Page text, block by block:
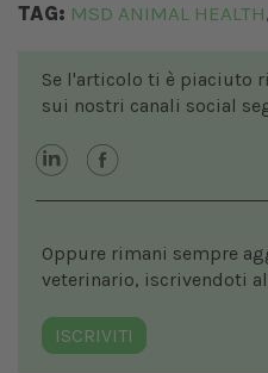
TAG: MSD ANIMAL HEALTH,
Se l'articolo ti è piaciuto
sui nostri canali social
Oppure rimani sempre
veterinario, iscrivendoti
ISCRIVITI